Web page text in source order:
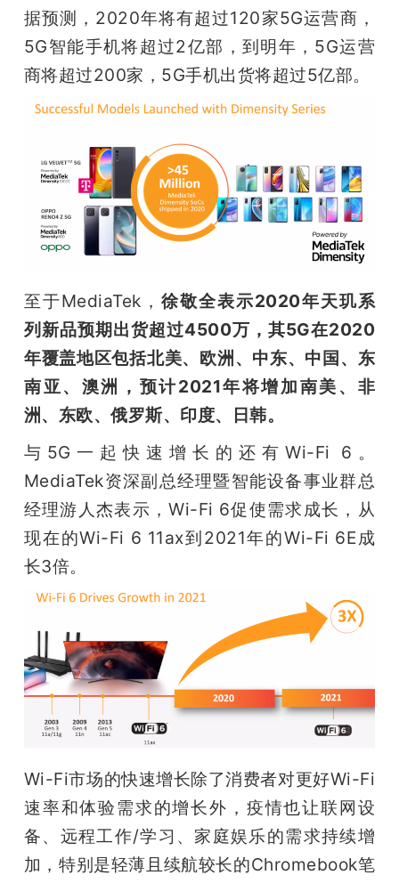
据预测，2020年将有超过120家5G运营商，
5G智能手机将超过2亿部，到明年，5G运营
商将超过200家，5G手机出货将超过5亿部。
至于MediaTek， 徐敬全表示2020年天玑系
列新品预期出货超过4500万，其5G在2020
年覆盖地区包括北美、欧洲、中东、中国、东
南亚、澳洲，预计2021年将增加南美、非
洲、东欧、俄罗斯、印度、日韩。
与5G一起快速增长的还有Wi-Fi 6。
MediaTek资深副总经理暨智能设备事业群总
经理游人杰表示，Wi-Fi 6促使需求成长，从
现在的Wi-Fi 6 11ax到2021年的Wi-Fi 6E成
长3倍。
Wi-Fi市场的快速增长除了消费者对更好Wi-Fi
速率和体验需求的增长外，疫情也让联网设
备、远程工作/学习、家庭娱乐的需求持续增
加，特别是轻薄且续航较长的Chromebook笔